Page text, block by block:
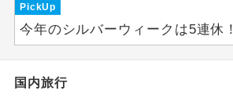
PickUp
今年のシルバーウィークは5連休！
国内旅行